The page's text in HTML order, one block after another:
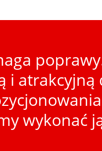
i atrakcyjną
wykonać